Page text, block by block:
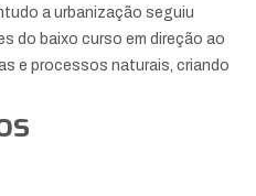
a urbanização seguiu
do baixo curso em direção ao
e processos naturais, criando